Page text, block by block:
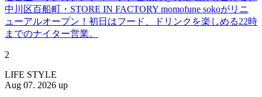
中川区百船町・STORE IN FACTORY momofune sokoがリニ
ューアルオープン！初日はフード、ドリンクを楽しめる22時
までのナイター営業。
2
LIFE STYLE
Aug 07. 2026 up